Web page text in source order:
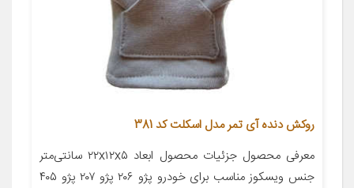
روکش دنده آی تمر مدل اسکلت کد 381
معرفی محصول جزئیات محصول ابعاد ۲۲x۱۲x۵ سانتی‌متر
جنس ویسکوز مناسب برای خودرو پژو ۲۰۶ پژو ۲۰۷ پژو ۴۰۵